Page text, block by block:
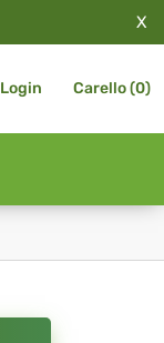
X
Login Carello (0)